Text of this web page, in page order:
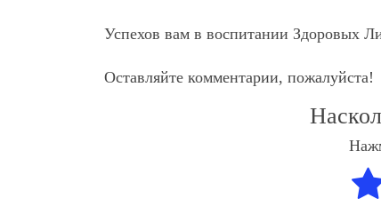
Успехов вам в воспитании Здоровых
Оставляйте комментарии, пожалуйста!